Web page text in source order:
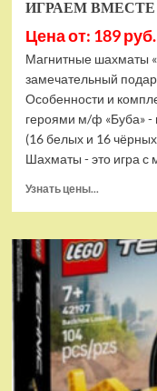
ИГРАЕМ ВМЕСТЕ в
Цена от: 189 руб.
Магнитные шахматы
замечательный
Особенности и
героями м/ф «Буба» -
(16 белых и 16
Шахматы - это игра с
Узнать цены...
Шахматы
магнитные
БУБА
ИГРАЕМ
ВМЕСТЕ
в
ZY501598-